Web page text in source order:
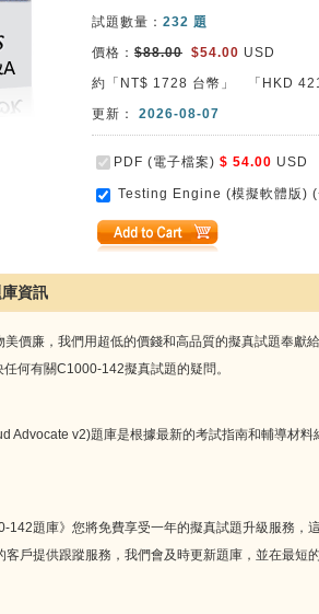
試題數量： 232 題
價格： $88.00 $54.00 USD
約「NT$ 1728 台幣」 「HKD
更新：
2026-08-07
PDF (電子檔案) $ 54.00 USD
Testing Engine (模擬軟體版)
資訊
價廉，我們用超低的價錢和高品質的擬真試題奉獻
何有關C1000-142擬真試題的疑問。
Advocate v2)題庫是根據最新的考試指南和輔導材
142題庫》您將免費享受一年的擬真試題升級服務，
戶提供跟蹤服務，我們會及時更新題庫，並在最短